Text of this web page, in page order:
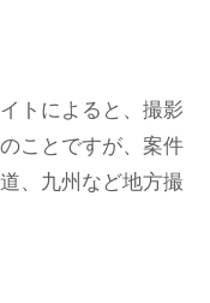
トによると、撮影
ことですが、案件
、九州など地方撮